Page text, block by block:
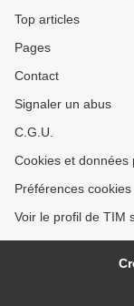
Top articles
Pages
Contact
Signaler un abus
C.G.U.
Cookies et données
Préférences cookies
Voir le profil de TIM